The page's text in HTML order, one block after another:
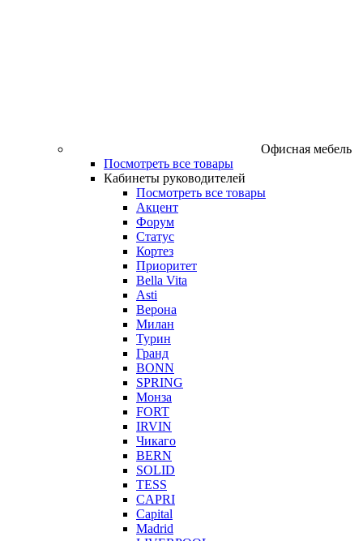
Офисная мебель
Посмотреть все товары
Кабинеты руководителей
Посмотреть все товары
Акцент
Форум
Статус
Кортез
Приоритет
Bella Vita
Asti
Верона
Милан
Турин
Гранд
BONN
SPRING
Монза
FORT
IRVIN
Чикаго
BERN
SOLID
TESS
CAPRI
Capital
Madrid